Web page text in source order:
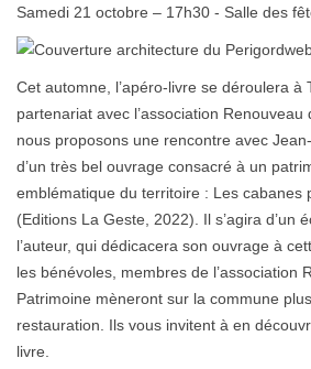
Samedi 21 octobre – 17h30 - Salle des
Cet automne, l’apéro-livre se déroulera à
partenariat avec l’association Renouveau
nous proposons une rencontre avec
d’un très bel ouvrage consacré à un
emblématique du territoire : Les cabanes
(Editions La Geste, 2022). Il s’agira d’un
l’auteur, qui dédicacera son ouvrage à
les bénévoles, membres de l’association
Patrimoine mèneront sur la commune
restauration. Ils vous invitent à en
livre.